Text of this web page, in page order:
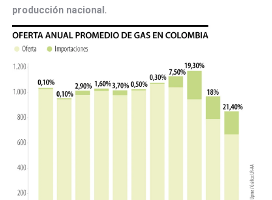
producción nacional.